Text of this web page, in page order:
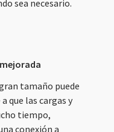
sea necesario.
tamaño puede
que las cargas y
tiempo,
conexión a